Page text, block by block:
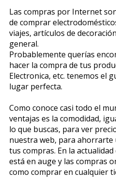
Las compras por Internet
de comprar
viajes, artículos de
general.
Probablemente querías
hacer la compra de tus
Electronica, etc. tenemos el
lugar perfecta.
Como conoce casi todo el
ventajas es la comodidad,
lo que buscas, para ver
nuestra web, para
tus compras. En la
está en auge y las compras
como comprar en cualquier